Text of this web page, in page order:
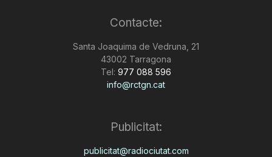
Contacte:
Santa Joaquima de Vedruna, 21
43002 Tarragona
Tel: 977 088 596
info@rctgn.cat
Publicitat:
publicitat@radiociutat.com